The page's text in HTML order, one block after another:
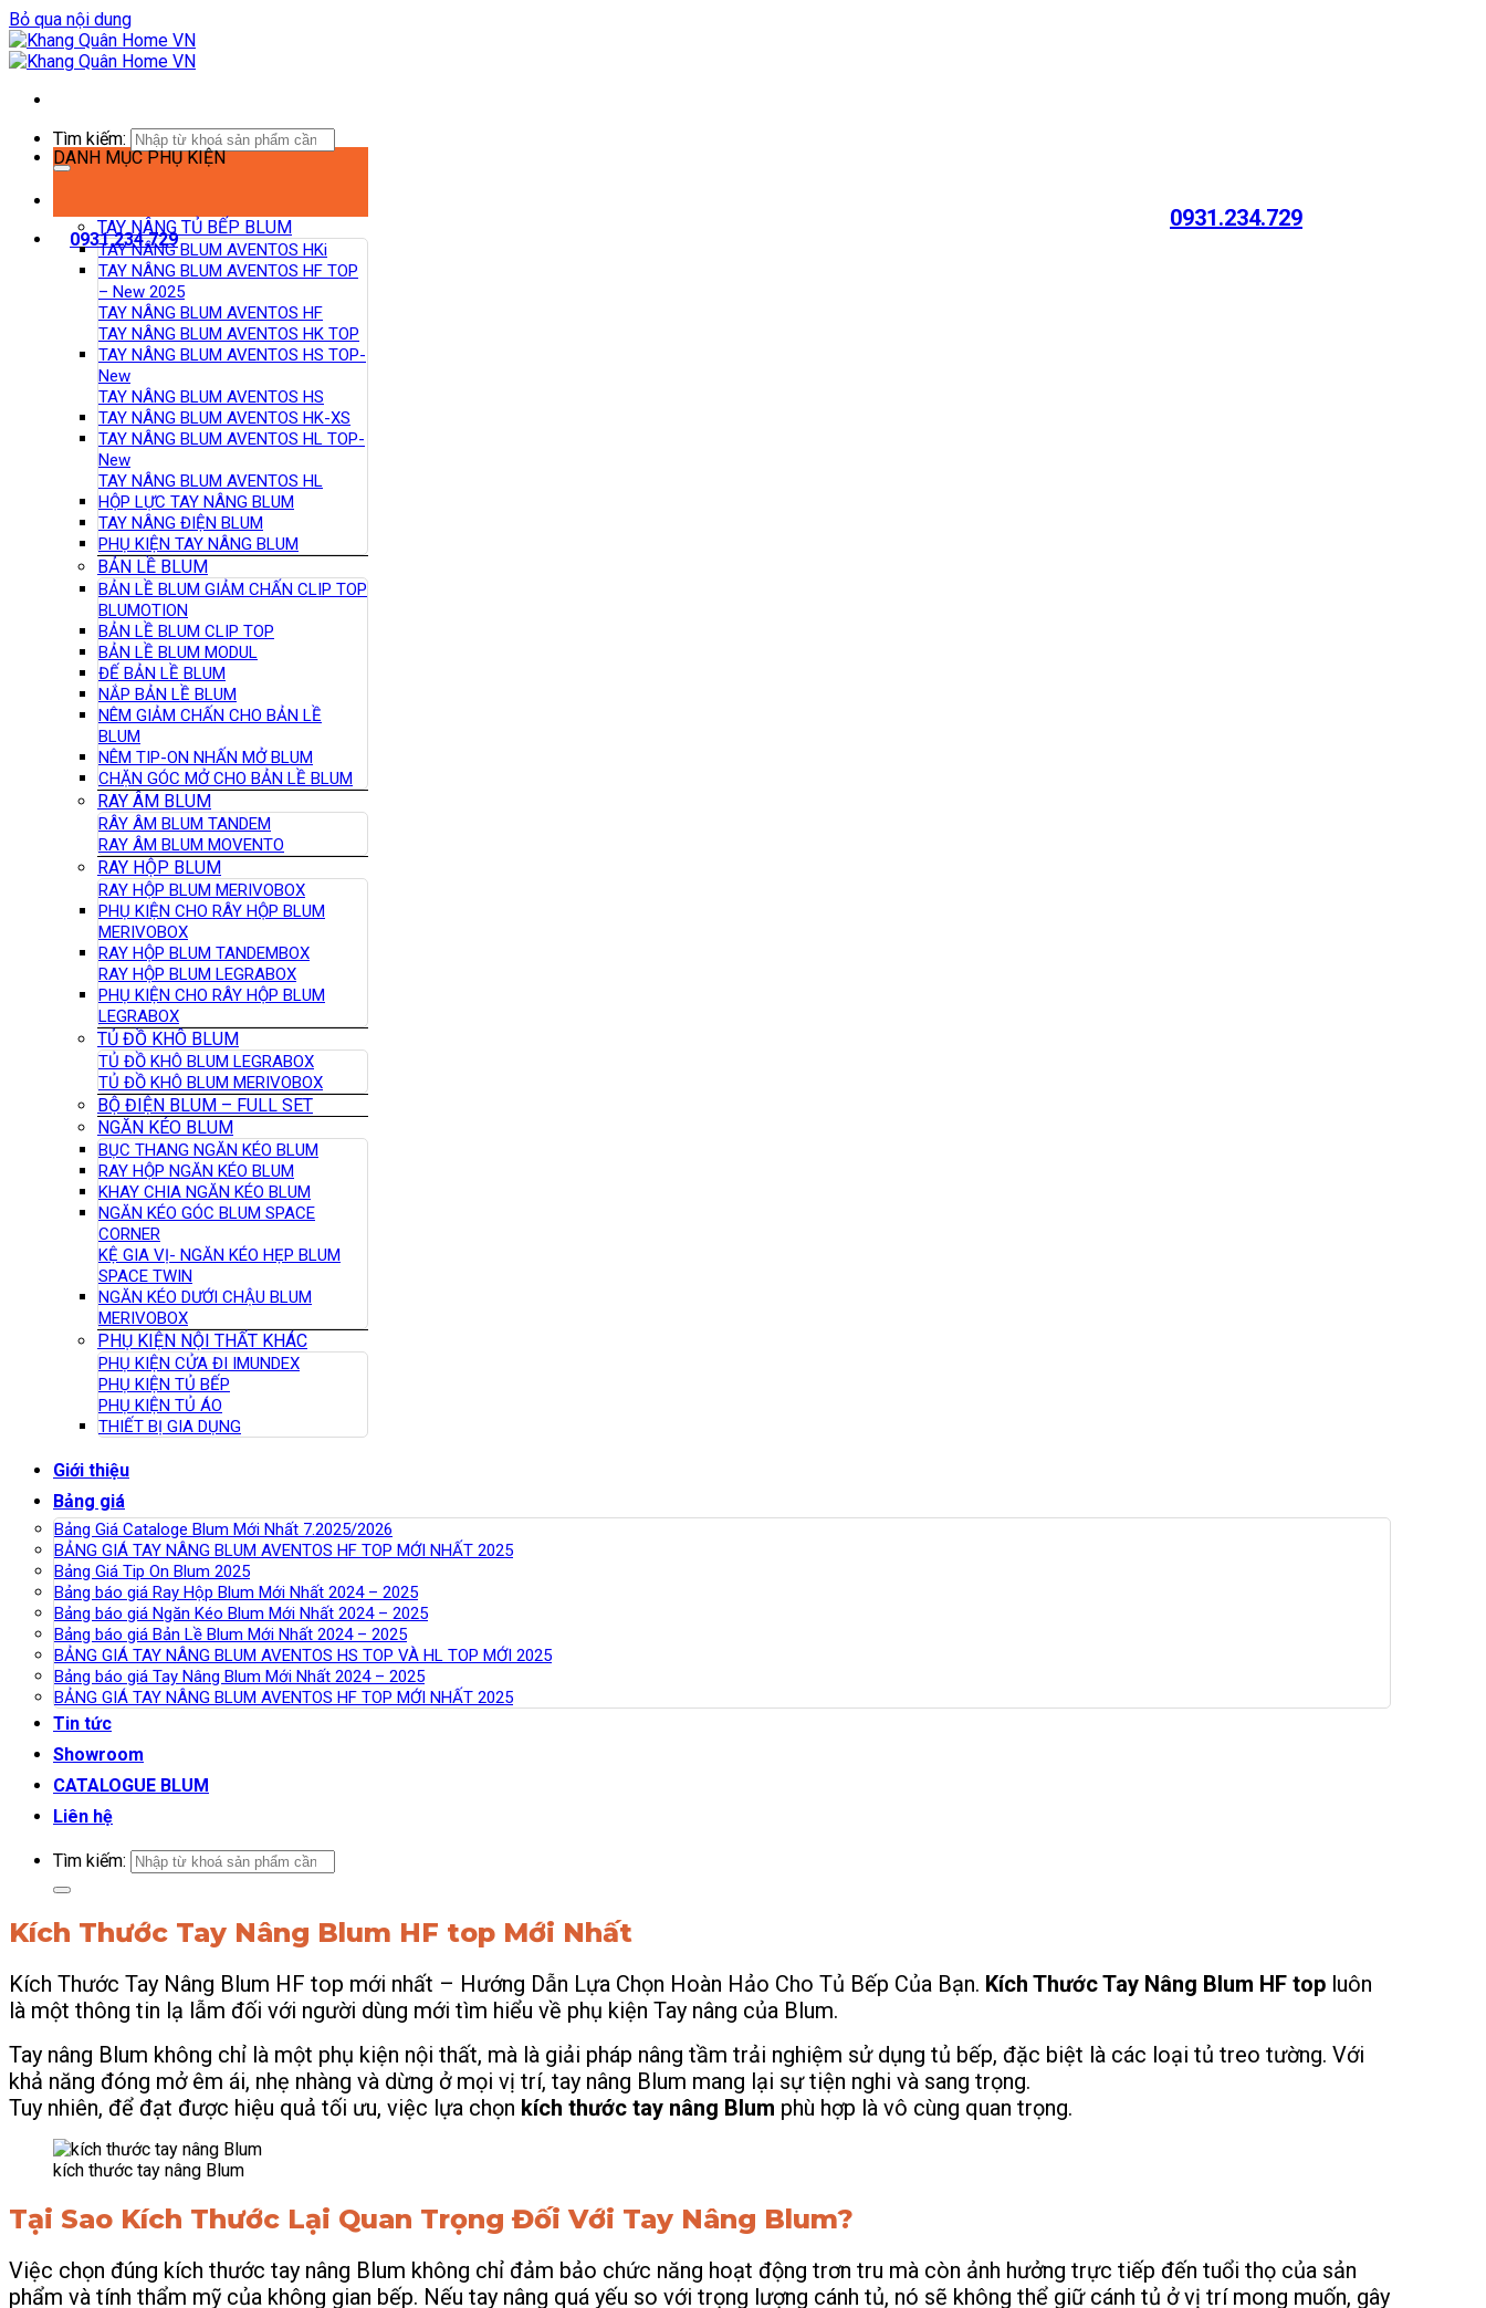
Bỏ qua nội dung
Tìm kiếm:
0931.234.729
0931.234.729
DANH MỤC PHỤ KIỆN
TAY NÂNG TỦ BẾP BLUM
TAY NÂNG BLUM AVENTOS HKi
TAY NÂNG BLUM AVENTOS HF TOP
– New 2025
TAY NÂNG BLUM AVENTOS HF
TAY NÂNG BLUM AVENTOS HK TOP
TAY NÂNG BLUM AVENTOS HS TOP-
New
TAY NÂNG BLUM AVENTOS HS
TAY NÂNG BLUM AVENTOS HK-XS
TAY NÂNG BLUM AVENTOS HL TOP-
New
TAY NÂNG BLUM AVENTOS HL
HỘP LỰC TAY NÂNG BLUM
TAY NÂNG ĐIỆN BLUM
PHỤ KIỆN TAY NÂNG BLUM
BẢN LỀ BLUM
BẢN LỀ BLUM GIẢM CHẤN CLIP TOP
BLUMOTION
BẢN LỀ BLUM CLIP TOP
BẢN LỀ BLUM MODUL
ĐẾ BẢN LỀ BLUM
NẮP BẢN LỀ BLUM
NÊM GIẢM CHẤN CHO BẢN LỀ
BLUM
NÊM TIP-ON NHẤN MỞ BLUM
CHẶN GÓC MỞ CHO BẢN LỀ BLUM
RAY ÂM BLUM
RÂY ÂM BLUM TANDEM
RAY ÂM BLUM MOVENTO
RAY HỘP BLUM
RAY HỘP BLUM MERIVOBOX
PHỤ KIỆN CHO RÂY HỘP BLUM
MERIVOBOX
RAY HỘP BLUM TANDEMBOX
RAY HỘP BLUM LEGRABOX
PHỤ KIỆN CHO RÂY HỘP BLUM
LEGRABOX
TỦ ĐỒ KHÔ BLUM
TỦ ĐỒ KHÔ BLUM LEGRABOX
TỦ ĐỒ KHÔ BLUM MERIVOBOX
BỘ ĐIỆN BLUM – FULL SET
NGĂN KÉO BLUM
BỤC THANG NGĂN KÉO BLUM
RAY HỘP NGĂN KÉO BLUM
KHAY CHIA NGĂN KÉO BLUM
NGĂN KÉO GÓC BLUM SPACE
CORNER
KỆ GIA VỊ- NGĂN KÉO HẸP BLUM
SPACE TWIN
NGĂN KÉO DƯỚI CHẬU BLUM
MERIVOBOX
PHỤ KIỆN NỘI THẤT KHÁC
PHỤ KIỆN CỬA ĐI IMUNDEX
PHỤ KIỆN TỦ BẾP
PHỤ KIỆN TỦ ÁO
THIẾT BỊ GIA DỤNG
Giới thiệu
Bảng giá
Bảng Giá Cataloge Blum Mới Nhất 7.2025/2026
BẢNG GIÁ TAY NÂNG BLUM AVENTOS HF TOP MỚI NHẤT 2025
Bảng Giá Tip On Blum 2025
Bảng báo giá Ray Hộp Blum Mới Nhất 2024 – 2025
Bảng báo giá Ngăn Kéo Blum Mới Nhất 2024 – 2025
Bảng báo giá Bản Lề Blum Mới Nhất 2024 – 2025
BẢNG GIÁ TAY NÂNG BLUM AVENTOS HS TOP VÀ HL TOP MỚI 2025
Bảng báo giá Tay Nâng Blum Mới Nhất 2024 – 2025
BẢNG GIÁ TAY NÂNG BLUM AVENTOS HF TOP MỚI NHẤT 2025
Tin tức
Showroom
CATALOGUE BLUM
Liên hệ
Tìm kiếm:
Kích Thước Tay Nâng Blum HF top Mới Nhất
Kích Thước Tay Nâng Blum HF top mới nhất – Hướng Dẫn Lựa Chọn Hoàn Hảo Cho Tủ Bếp Của Bạn. Kích Thước Tay Nâng Blum HF top luôn
là một thông tin lạ lẫm đối với người dùng mới tìm hiểu về phụ kiện Tay nâng của Blum.
Tay nâng Blum không chỉ là một phụ kiện nội thất, mà là giải pháp nâng tầm trải nghiệm sử dụng tủ bếp, đặc biệt là các loại tủ treo tường. Với
khả năng đóng mở êm ái, nhẹ nhàng và dừng ở mọi vị trí, tay nâng Blum mang lại sự tiện nghi và sang trọng.
Tuy nhiên, để đạt được hiệu quả tối ưu, việc lựa chọn kích thước tay nâng Blum phù hợp là vô cùng quan trọng.
kích thước tay nâng Blum
Tại Sao Kích Thước Lại Quan Trọng Đối Với Tay Nâng Blum?
Việc chọn đúng kích thước tay nâng Blum không chỉ đảm bảo chức năng hoạt động trơn tru mà còn ảnh hưởng trực tiếp đến tuổi thọ của sản
phẩm và tính thẩm mỹ của không gian bếp. Nếu tay nâng quá yếu so với trọng lượng cánh tủ, nó sẽ không thể giữ cánh tủ ở vị trí mong muốn, gây